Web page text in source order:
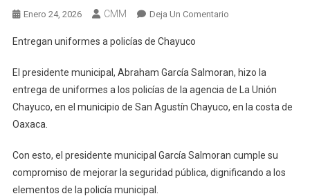
Enero 24, 2026 CMM Deja Un ComentarioEn
Policías
De
Chayuco
Entregan uniformes a policías de Chayuco
El presidente municipal, Abraham García Salmoran, hizo la
entrega de uniformes a los policías de la agencia de La Unión
Chayuco, en el municipio de San Agustín Chayuco, en la costa de
Oaxaca.
Con esto, el presidente municipal García Salmoran cumple su
compromiso de mejorar la seguridad pública, dignificando a los
elementos de la policía municipal.